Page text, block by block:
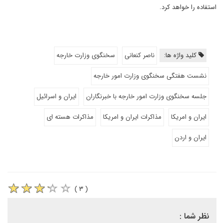
استفاده را خواهد کرد.
کلید واژه ها: ناصر کنعانی
سخنگوی وزارت خارجه
نشست هفتگی سخنگوی وزارت امور خارجه
جلسه سخنگوی وزارت امور خارجه با خبرنگاران
ایران و اسرائیل
ایران و امریکا
مذاکرات ایران و امریکا
مذاکرات هسته ای
ایران و اردن
( ۳ )
نظر شما :